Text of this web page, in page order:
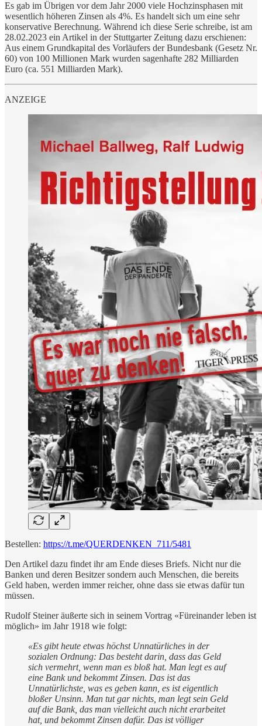
Es gab im Übrigen vor dem Jahr 2000 viele Hochzinsphasen mit
wesentlich höheren Zinsen als 4%. Es handelt sich um eine sehr
konservative Berechnung. Während ich diese Serie schreibe, ist am
28.02.2023 ein Artikel in der Stuttgarter Zeitung dazu erschienen:
Aus einem Grundkapital des Vorläufers der Bundesbank (Gesetz Nr.
60) von 100 Millionen Mark wurden sagenhafte 282 Milliarden
Euro (ca. 551 Milliarden Mark).
ANZEIGE
Bestellen: https://t.me/QUERDENKEN_711/5481
Den Artikel dazu findet ihr am Ende dieses Briefs. Nicht nur die
Banken und deren Besitzer sondern auch Menschen, die bereits
Geld haben, werden immer reicher, ohne dass sie etwas dafür tun
müssen.
Rudolf Steiner äußerte sich in seinem Vortrag «Füreinander leben ist
möglich» im Jahr 1918 wie folgt:
«Es gibt heute etwas höchst Unnatürliches in der
sozialen Ordnung: Das besteht darin, dass das Geld
sich vermehrt, wenn man es bloß hat. Man legt es auf
eine Bank und bekommt Zinsen. Das ist das
Unnatürlichste, was es geben kann, es ist eigentlich
bloßer Unsinn. Man tut gar nichts, man legt sein Geld
auf die Bank, das man vielleicht auch nicht erarbeitet
hat, und bekommt Zinsen dafür. Das ist völliger